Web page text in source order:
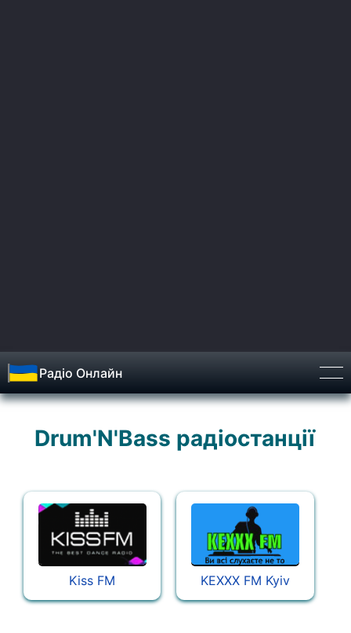
Радіо Онлайн
Drum'N'Bass радіостанції
Kiss FM KEXXX FM Kyiv